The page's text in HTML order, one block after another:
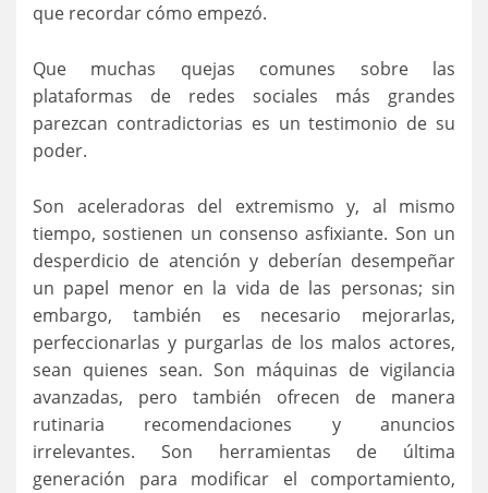
que recordar cómo empezó.
Que muchas quejas comunes sobre las
plataformas de redes sociales más grandes
parezcan contradictorias es un testimonio de su
poder.
Son aceleradoras del extremismo y, al mismo
tiempo, sostienen un consenso asfixiante. Son un
desperdicio de atención y deberían desempeñar
un papel menor en la vida de las personas; sin
embargo, también es necesario mejorarlas,
perfeccionarlas y purgarlas de los malos actores,
sean quienes sean. Son máquinas de vigilancia
avanzadas, pero también ofrecen de manera
rutinaria recomendaciones y anuncios
irrelevantes. Son herramientas de última
generación para modificar el comportamiento,